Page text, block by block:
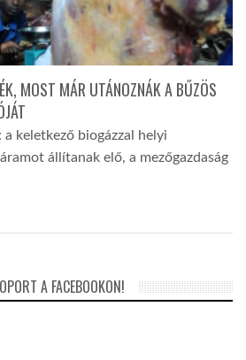
MOST MÁR UTÁNOZNÁK A BŰZÖS
keletkező biogázzal helyi
állítanak elő, a mezőgazdaság
A FACEBOOKON!